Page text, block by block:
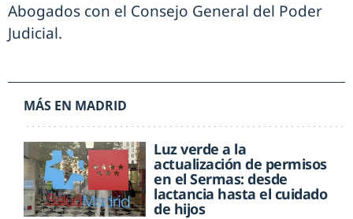
Abogados con el Consejo General del Poder
Judicial.
MÁS EN MADRID
Luz verde a la
actualización de permisos
en el Sermas: desde
lactancia hasta el cuidado
de hijos